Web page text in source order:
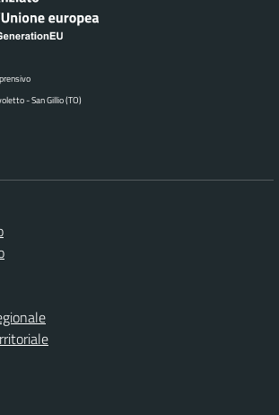
- San Gillio (TO)